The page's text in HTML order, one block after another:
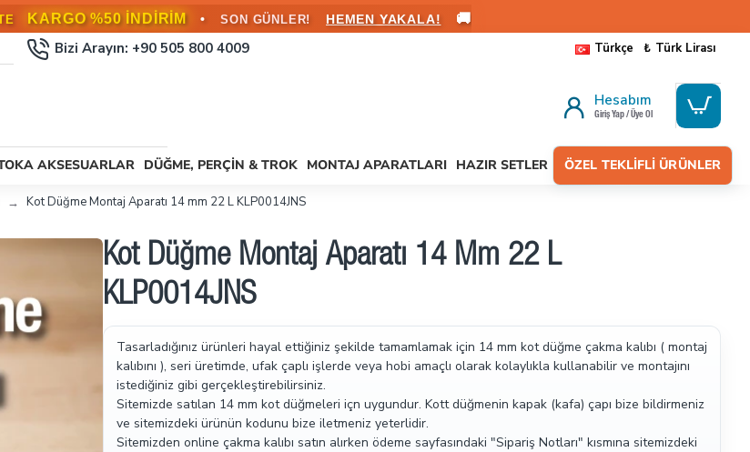
KARGO BEDAVA! • HEMEN FAYDALANIN 🚚
Bizi Arayın: +90 505 800 4009 Türkçe ₺ Türk Lirası
Hesabım
Giriş Yap / Üye Ol
AKSESUARLAR DÜĞME, PERÇIN & TROK MONTAJ APARATLARI HAZIR SETLER ÖZEL TEKLIFLI ÜRÜNLER
Kot Düğme Montaj Aparatı 14 mm 22 L KLP0014JNS
Kot Düğme Montaj Aparatı 14 Mm 22 L
KLP0014JNS
Tasarladığınız ürünleri hayal ettiğiniz şekilde tamamlamak için 14 mm kot düğme çakma kalıbı ( montaj
kalıbını ), seri üretimde, ufak çaplı işlerde veya hobi amaçlı olarak kolaylıkla kullanabilir ve montajını
istediğiniz gibi gerçekleştirebilirsiniz.
Sitemizde satılan 14 mm kot düğmeleri içn uygundur. Kott düğmenin kapak (kafa) çapı bize bildirmeniz
ve sitemizdeki ürünün kodunu bize iletmeniz yeterlidir.
Sitemizden online çakma kalıbı satın alırken ödeme sayfasındaki "Sipariş Notları" kısmına sitemizdeki